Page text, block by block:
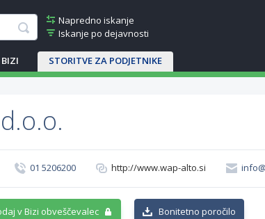
Napredno iskanje
Iskanje po dejavnosti
BIZI STORITVE ZA PODJETNIKE
01 5206200 http://www.wap-alto.si
v Bizi obveščevalec Bonitetno poročilo